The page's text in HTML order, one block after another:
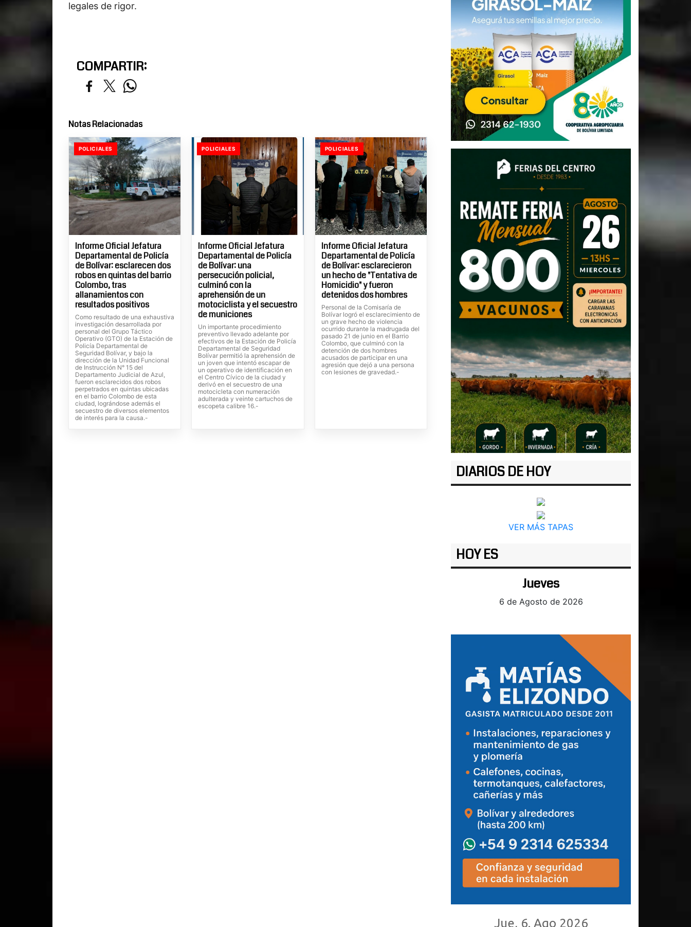
legales de rigor.
COMPARTIR:
Notas Relacionadas
POLICIALES
Informe Oficial Jefatura
Departamental de Policía
de Bolívar: esclarecen dos
robos en quintas del barrio
Colombo, tras
allanamientos con
resultados positivos
Como resultado de una exhaustiva
investigación desarrollada por
personal del Grupo Táctico
Operativo (GTO) de la Estación de
Policía Departamental de
Seguridad Bolívar, y bajo la
dirección de la Unidad Funcional
de Instrucción N° 15 del
Departamento Judicial de Azul,
fueron esclarecidos dos robos
perpetrados en quintas ubicadas
en el barrio Colombo de esta
ciudad, lográndose además el
secuestro de diversos elementos
de interés para la causa.-
POLICIALES
Informe Oficial Jefatura
Departamental de Policía
de Bolívar: una
persecución policial,
culminó con la
aprehensión de un
motociclista y el secuestro
de municiones
Un importante procedimiento
preventivo llevado adelante por
efectivos de la Estación de Policía
Departamental de Seguridad
Bolívar permitió la aprehensión de
un joven que intentó escapar de
un operativo de identificación en
el Centro Cívico de la ciudad y
derivó en el secuestro de una
motocicleta con numeración
adulterada y veinte cartuchos de
escopeta calibre 16.-
POLICIALES
Informe Oficial Jefatura
Departamental de Policía
de Bolívar: esclarecieron
un hecho de "Tentativa de
Homicidio" y fueron
detenidos dos hombres
Personal de la Comisaría de
Bolívar logró el esclarecimiento de
un grave hecho de violencia
ocurrido durante la madrugada del
pasado 21 de junio en el Barrio
Colombo, que culminó con la
detención de dos hombres
acusados de participar en una
agresión que dejó a una persona
con lesiones de gravedad.-
DIARIOS DE HOY
VER MÁS TAPAS
HOY ES
Jueves
6 de Agosto de 2026